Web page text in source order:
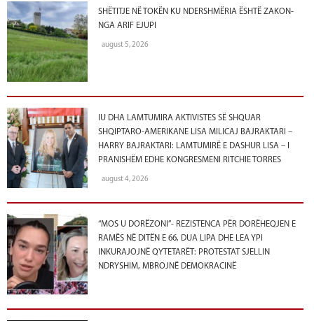
SHËTITJE NË TOKËN KU NDERSHMËRIA ËSHTË ZAKON-
NGA ARIF EJUPI
august 5, 2026
IU DHA LAMTUMIRA AKTIVISTES SË SHQUAR
SHQIPTARO-AMERIKANE LISA MILICAJ BAJRAKTARI –
HARRY BAJRAKTARI: LAMTUMIRË E DASHUR LISA – I
PRANISHËM EDHE KONGRESMENI RITCHIE TORRES
august 4, 2026
“MOS U DORËZONI”- REZISTENCA PËR DORËHEQJEN E
RAMËS NË DITËN E 66, DUA LIPA DHE LEA YPI
INKURAJOJNË QYTETARËT: PROTESTAT SJELLIN
NDRYSHIM, MBROJNË DEMOKRACINË